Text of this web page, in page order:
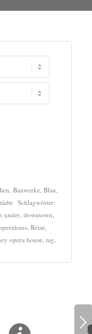
Bauwerke, Blau
Schlagwörter:
under, downtown
, Reise,
opera house, tag
Weiter